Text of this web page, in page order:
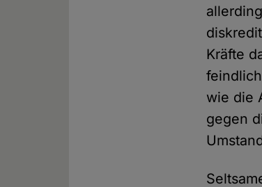
Kräfte
wie die
gegen